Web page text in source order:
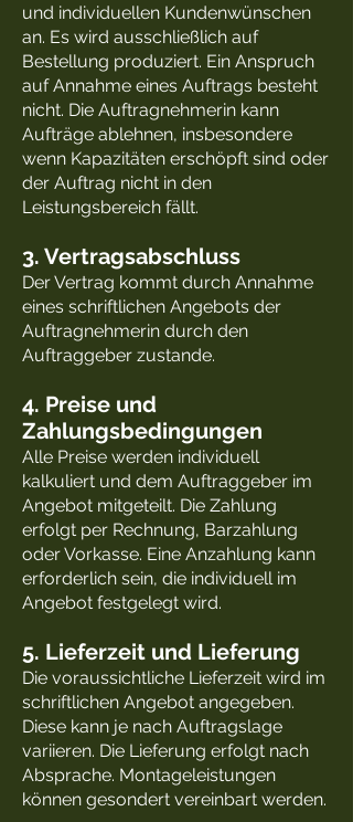
und individuellen Kundenwünschen
an. Es wird ausschließlich auf
Bestellung produziert. Ein Anspruch
auf Annahme eines Auftrags besteht
nicht. Die Auftragnehmerin kann
Aufträge ablehnen, insbesondere
wenn Kapazitäten erschöpft sind oder
der Auftrag nicht in den
Leistungsbereich fällt.
3. Vertragsabschluss
Der Vertrag kommt durch Annahme
eines schriftlichen Angebots der
Auftragnehmerin durch den
Auftraggeber zustande.
4. Preise und
Zahlungsbedingungen
Alle Preise werden individuell
kalkuliert und dem Auftraggeber im
Angebot mitgeteilt. Die Zahlung
erfolgt per Rechnung, Barzahlung
oder Vorkasse. Eine Anzahlung kann
erforderlich sein, die individuell im
Angebot festgelegt wird.
5. Lieferzeit und Lieferung
Die voraussichtliche Lieferzeit wird im
schriftlichen Angebot angegeben.
Diese kann je nach Auftragslage
variieren. Die Lieferung erfolgt nach
Absprache. Montageleistungen
können gesondert vereinbart werden.